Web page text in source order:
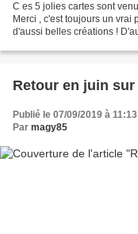
C es 5 jolies cartes sont
Merci , c'est toujours un vrai
d'aussi belles créations !
Retour en juin sur
Publié le 07/09/2019 à 11:13
Par magy85